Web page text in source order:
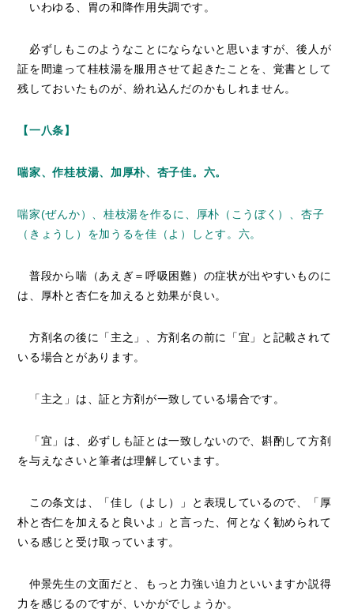
いわゆる、胃の和降作用失調です。
必ずしもこのようなことにならないと思いますが、後人が
証を間違って桂枝湯を服用させて起きたことを、覚書として
残しておいたものが、紛れ込んだのかもしれません。
【一八条】
喘家、作桂枝湯、加厚朴、杏子佳。六。
喘家(ぜんか）、桂枝湯を作るに、厚朴（こうぼく）、杏子
（きょうし）を加うるを佳（よ）しとす。六。
普段から喘（あえぎ＝呼吸困難）の症状が出やすいものに
は、厚朴と杏仁を加えると効果が良い。
方剤名の後に「主之」、方剤名の前に「宜」と記載されて
いる場合とがあります。
「主之」は、証と方剤が一致している場合です。
「宜」は、必ずしも証とは一致しないので、斟酌して方剤
を与えなさいと筆者は理解しています。
この条文は、「佳し（よし）」と表現しているので、「厚
朴と杏仁を加えると良いよ」と言った、何となく勧められて
いる感じと受け取っています。
仲景先生の文面だと、もっと力強い迫力といいますか説得
力を感じるのですが、いかがでしょうか。